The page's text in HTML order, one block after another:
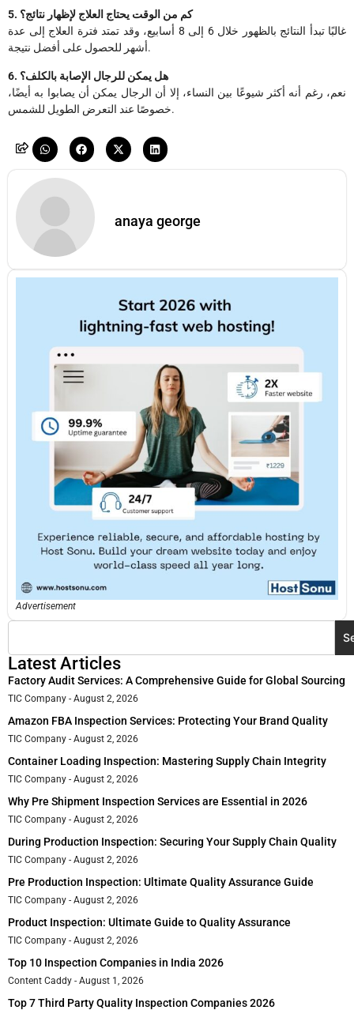
5. كم من الوقت يحتاج العلاج لإظهار نتائج؟
غالبًا تبدأ النتائج بالظهور خلال 6 إلى 8 أسابيع، وقد تمتد فترة العلاج إلى عدة
أشهر للحصول على أفضل نتيجة.
6. هل يمكن للرجال الإصابة بالكلف؟
نعم، رغم أنه أكثر شيوعًا بين النساء، إلا أن الرجال يمكن أن يصابوا به أيضًا،
خصوصًا عند التعرض الطويل للشمس.
anaya george
Advertisement
Latest Articles
Factory Audit Services: A Comprehensive Guide for Global Sourcing
TIC Company August 2, 2026
Amazon FBA Inspection Services: Protecting Your Brand Quality
TIC Company August 2, 2026
Container Loading Inspection: Mastering Supply Chain Integrity
TIC Company August 2, 2026
Why Pre Shipment Inspection Services are Essential in 2026
TIC Company August 2, 2026
During Production Inspection: Securing Your Supply Chain Quality
TIC Company August 2, 2026
Pre Production Inspection: Ultimate Quality Assurance Guide
TIC Company August 2, 2026
Product Inspection: Ultimate Guide to Quality Assurance
TIC Company August 2, 2026
Top 10 Inspection Companies in India 2026
Content Caddy August 1, 2026
Top 7 Third Party Quality Inspection Companies 2026